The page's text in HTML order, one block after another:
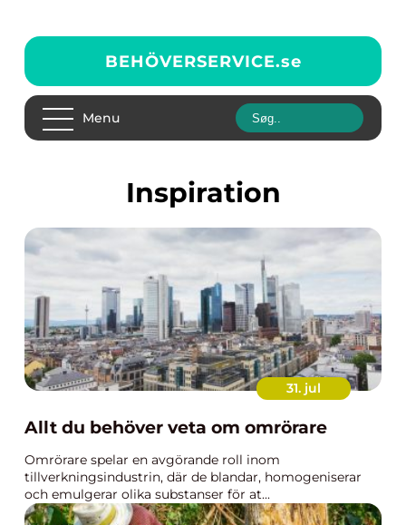
BEHÖVERSERVICE.se
Menu
inspiration
31. jul
Allt du behöver veta om omrörare
Omrörare spelar en avgörande roll inom
tillverkningsindustrin, där de blandar, homogeniserar
och emulgerar olika substanser för at...